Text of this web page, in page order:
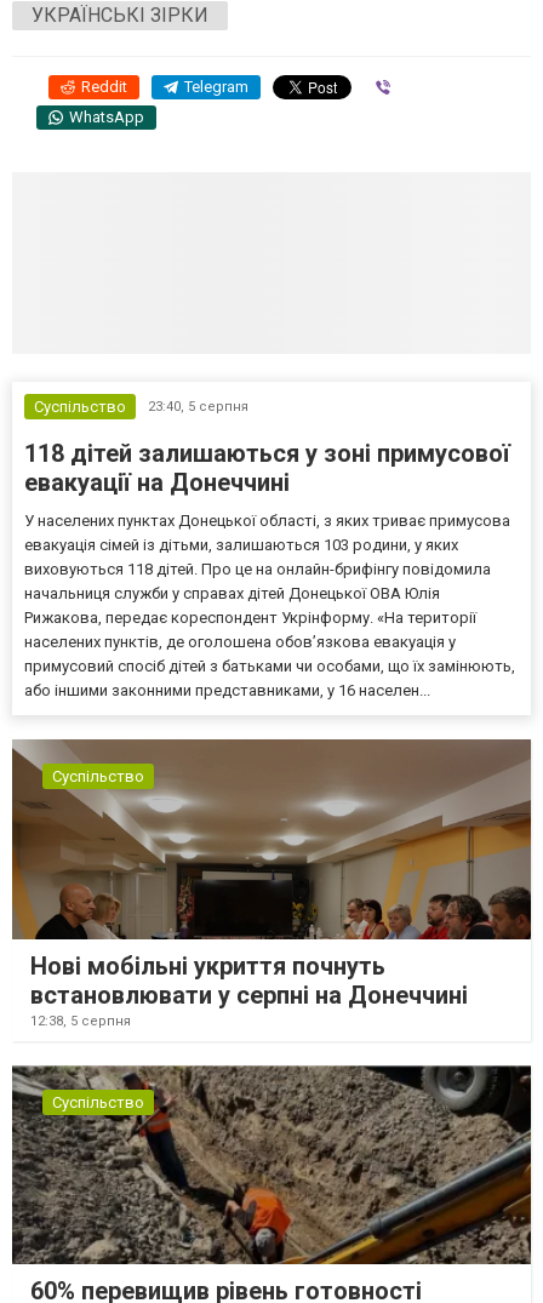
УКРАЇНСЬКІ ЗІРКИ
Reddit Telegram
WhatsApp
Суспільство 23:40, 5 серпня
118 дітей залишаються у зоні примусової
евакуації на Донеччині
У населених пунктах Донецької області, з яких триває примусова
евакуація сімей із дітьми, залишаються 103 родини, у яких
виховуються 118 дітей. Про це на онлайн-брифінгу повідомила
начальниця служби у справах дітей Донецької ОВА Юлія
Рижакова, передає кореспондент Укрінформу. «На території
населених пунктів, де оголошена обов’язкова евакуація у
примусовий спосіб дітей з батьками чи особами, що їх замінюють,
або іншими законними представниками, у 16 населен...
Суспільство
Нові мобільні укриття почнуть
встановлювати у серпні на Донеччині
12:38, 5 серпня
Суспільство
60% перевищив рівень готовності